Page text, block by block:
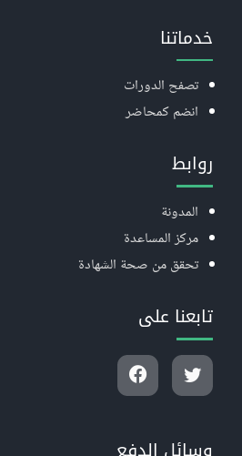
خدماتنا
تصفح الدورات
انضم كمحاضر
روابط
المدونة
مركز المساعدة
تحقق من صحة الشهادة
تابعنا على